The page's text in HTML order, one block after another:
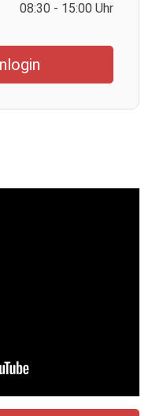
08:30 - 15:00 Uhr